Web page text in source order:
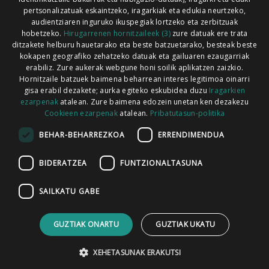
Codesyntaxek garatua
HARREMANETARAKO
pertsonalizatuak eskaintzeko, iragarkiak eta edukia neurtzeko,
audientziaren inguruko ikuspegiak lortzeko eta zerbitzuak
hobetzeko. Hirugarrenen hornitzaileek (3)zure datuak ere trata
ditzakete helburu hauetarako eta beste batzuetarako, besteak beste
kokapen geografiko zehatzeko datuak eta gailuaren ezaugarriak
erabiliz. Zure aukerak webgune honi soilik aplikatzen zaizkio.
Hornitzaile batzuek baimena beharrean interes legitimoa oinarri
gisa erabil dezakete; aurka egiteko eskubidea duzu Iragarkien
ezarpenakatalean. Zure baimena edozein unetan ken dezakezu
Cookieen ezarpenak atalean. Pribatutasun-politika
BEHAR-BEHARREZKOA ERRENDIMENDUA
BIDERATZEA FUNTZIONALTASUNA
SAILKATU GABE
GUZTIAK ONARTU GUZTIAK UKATU
XEHETASUNAK ERAKUTSI